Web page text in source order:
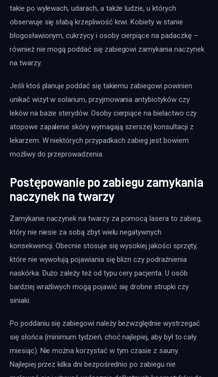
takie po wylewach, udarach, a także ludzie, u których
obserwuje się słabą krzepliwość krwi. Kobiety w stanie
błogosławionym, cukrzycy i osoby cierpiące na padaczkę –
również nie mogą poddać się zabiegowi zamykania naczynek
na twarzy.
Jeśli ktoś planuje poddać się takiemu zabiegowi powinien
unikać wizyt w solarium, przyjmowania antybiotyków czy
leków na bazie sterydów. Osoby cierpiące na bielactwo czy
atopowe zapalenie skóry wymagają szerszej konsultacji z
lekarzem. W niektórych przypadkach zabieg jest bowiem
możliwy do przeprowadzenia.
Postępowanie po zabiegu zamykania
naczynek na twarzy
Zamykanie naczynek na twarzy za pomocą lasera to zabieg,
który nie niesie za sobą zbyt wielu negatywnych
konsekwencji. Obecnie stosuje się wysokiej jakości sprzęty,
które nie wywołują pojawiania się blizn czy podrażnienia
naskórka. Dużo zależy też od typu cery pacjenta. U osób
bardziej wrażliwych mogą pojawić się drobne strupki czy
siniaki.
Po poddaniu się zabiegowi należy bezwzględnie wystrzegać
się słońca (minimum tydzień, choć najlepiej, aby był to cały
miesiąc). Nie można korzystać w tym czasie z sauny.
Najlepiej przez kilka dni bezpośrednio po zabiegu nie